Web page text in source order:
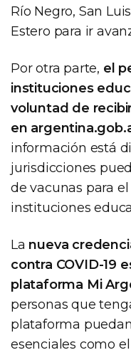
Río Negro, San
Estero para ir
Por otra parte, el
instituciones
voluntad de
en
información está
jurisdicciones
de vacunas para
instituciones
La nueva
contra COVID-19
plataforma Mi
personas que
plataforma
esenciales como